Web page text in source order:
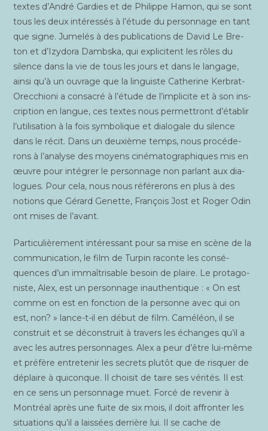
textes d’André Gar­dies et de Phi­lippe Hamon, qui se sont
tous les deux inté­res­sés à l’étude du per­son­nage en tant
que signe. Jume­lés à des publi­ca­tions de David Le Bre­
ton et d’Izydora Dambs­ka, qui expli­citent les rôles du
silence dans la vie de tous les jours et dans le lan­gage,
ain­si qu’à un ouvrage que la lin­guiste Cathe­rine Ker­brat-
Orec­chio­ni a consa­cré à l’étude de l’implicite et à son ins­
crip­tion en langue, ces textes nous per­met­tront d’établir
l’utilisation à la fois sym­bo­lique et dia­lo­gale du silence
dans le récit. Dans un deuxième temps, nous pro­cé­de­
rons à l’analyse des moyens ciné­ma­to­gra­phiques mis en
œuvre pour inté­grer le per­son­nage non par­lant aux dia­
logues. Pour cela, nous nous réfé­re­rons en plus à des
notions que Gérard Genette, Fran­çois Jost et Roger Odin
ont mises de l’avant.
Par­ti­cu­liè­re­ment inté­res­sant pour sa mise en scène de la
com­mu­ni­ca­tion, le film de Tur­pin raconte les consé­
quences d’un immaî­tri­sable besoin de plaire. Le pro­ta­go­
niste, Alex, est un per­son­nage inau­then­tique : « On est
comme on est en fonc­tion de la per­sonne avec qui on
est, non? » lance-t-il en début de film. Camé­léon, il se
construit et se décons­truit à tra­vers les échanges qu’il a
avec les autres per­son­nages. Alex a peur d’être lui-même
et pré­fère entre­te­nir les secrets plu­tôt que de ris­quer de
déplaire à qui­conque. Il choi­sit de taire ses véri­tés. Il est
en ce sens un per­son­nage muet. For­cé de reve­nir à
Mont­réal après une fuite de six mois, il doit affron­ter les
situa­tions qu’il a lais­sées der­rière lui. Il se cache de